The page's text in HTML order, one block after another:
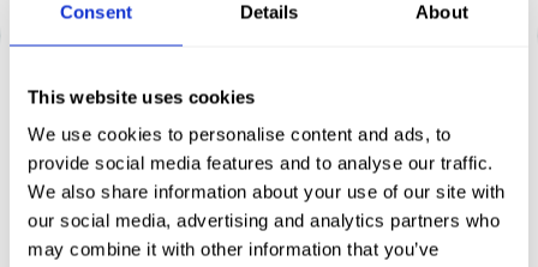
Consent Details About
This website uses cookies
We use cookies to personalise content and ads, to
provide social media features and to analyse our traffic.
We also share information about your use of our site with
our social media, advertising and analytics partners who
may combine it with other information that you’ve
Mehrwert durch Software - Was
unsere Kunden berichten
Tanso-Kunden sparen nachhaltig Zeit und Aufwand.
Mit unseren Bestandskunden haben wir folgende